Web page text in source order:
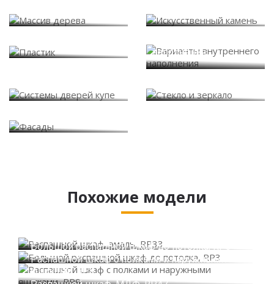
наполнения
Похожие модели
Большой распашной шкаф до потолка, RP3
Распашной шкаф с полками и наружными
ящиками, RP9